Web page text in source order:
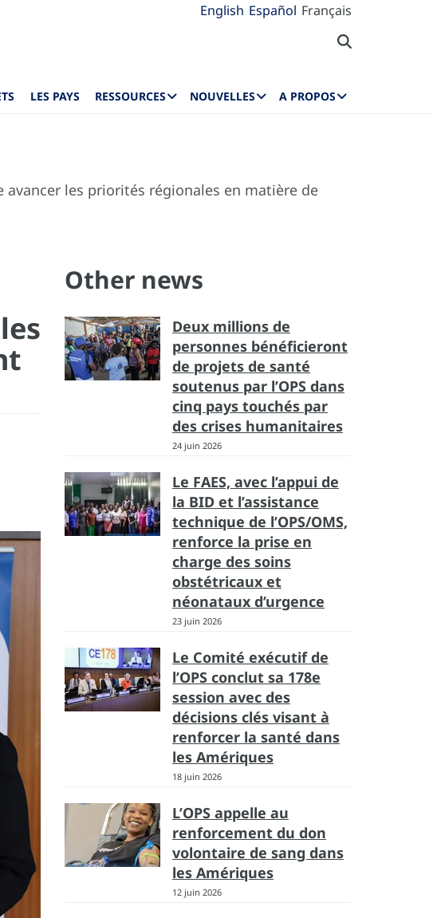
English Español Français
LES PAYS RESSOURCES NOUVELLES A PROPOS
avancer les priorités régionales en matière de
Other news
Deux millions de
personnes bénéficieront
de projets de santé
soutenus par l’OPS dans
cinq pays touchés par
des crises humanitaires
24 juin 2026
Le FAES, avec l’appui de
la BID et l’assistance
technique de l’OPS/OMS,
renforce la prise en
charge des soins
obstétricaux et
néonataux d’urgence
23 juin 2026
Le Comité exécutif de
l’OPS conclut sa 178e
session avec des
décisions clés visant à
renforcer la santé dans
les Amériques
18 juin 2026
L’OPS appelle au
renforcement du don
volontaire de sang dans
les Amériques
12 juin 2026